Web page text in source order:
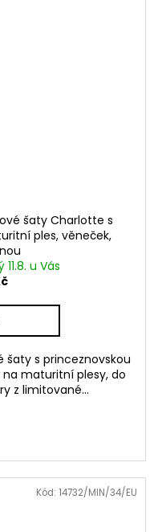
šaty Charlotte s
ples, věneček,
u Vás
šaty s princeznovskou
maturitní plesy, do
z limitované...
Kód: 14732/MIN/34/EU